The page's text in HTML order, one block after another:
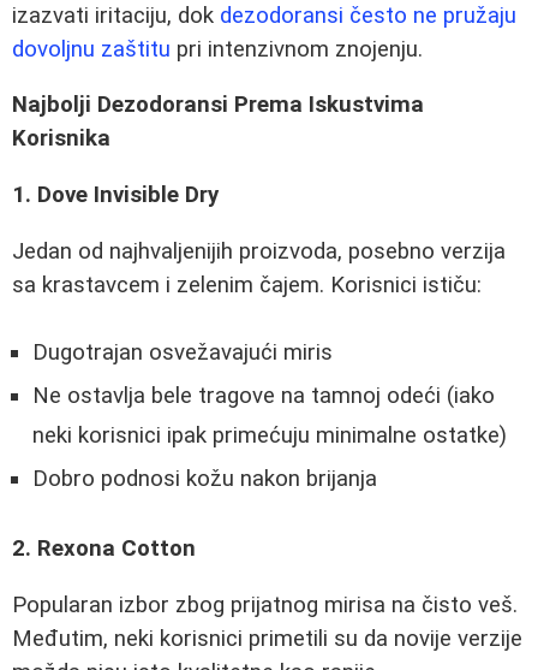
izazvati iritaciju, dok dezodoransi često ne pružaju
dovoljnu zaštitu pri intenzivnom znojenju.
Najbolji Dezodoransi Prema Iskustvima
Korisnika
1. Dove Invisible Dry
Jedan od najhvaljenijih proizvoda, posebno verzija
sa krastavcem i zelenim čajem. Korisnici ističu:
Dugotrajan osvežavajući miris
Ne ostavlja bele tragove na tamnoj odeći (iako
neki korisnici ipak primećuju minimalne ostatke)
Dobro podnosi kožu nakon brijanja
2. Rexona Cotton
Popularan izbor zbog prijatnog mirisa na čisto veš.
Međutim, neki korisnici primetili su da novije verzije